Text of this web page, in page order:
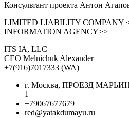
Консультант проекта Антон
LIMITED LIABILITY COMPANY
INFORMATION AGENCY>>
ITS IA, LLC
CEO Melnichuk Alexander
+7(916)7017333 (WA)
г. Москва, ПРОЕЗД
1
+79067677679
red@yatakdumayu.ru